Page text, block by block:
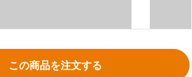
この商品を注文する